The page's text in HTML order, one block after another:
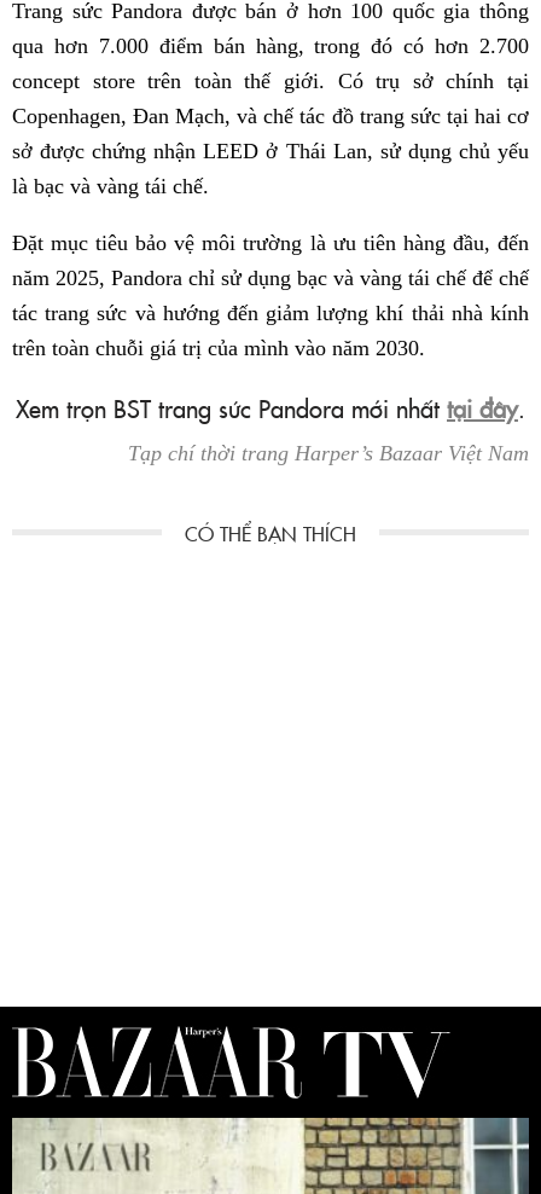
Trang sức Pandora được bán ở hơn 100 quốc gia thông
qua hơn 7.000 điểm bán hàng, trong đó có hơn 2.700
concept store trên toàn thế giới. Có trụ sở chính tại
Copenhagen, Đan Mạch, và chế tác đồ trang sức tại hai cơ
sở được chứng nhận LEED ở Thái Lan, sử dụng chủ yếu
là bạc và vàng tái chế.
Đặt mục tiêu bảo vệ môi trường là ưu tiên hàng đầu, đến
năm 2025, Pandora chỉ sử dụng bạc và vàng tái chế để chế
tác trang sức và hướng đến giảm lượng khí thải nhà kính
trên toàn chuỗi giá trị của mình vào năm 2030.
Xem trọn BST trang sức Pandora mới nhất tại đây.
Tạp chí thời trang Harper’s Bazaar Việt Nam